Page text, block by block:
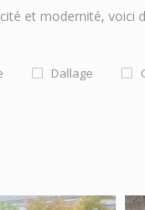
et modernité, voici
Dallage